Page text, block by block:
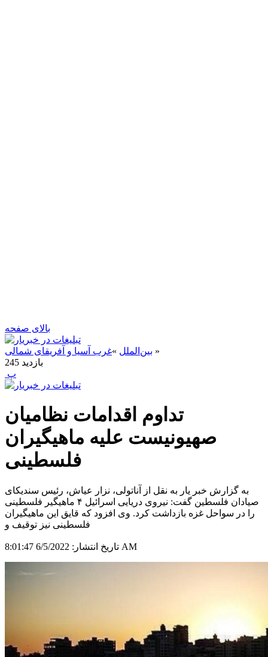
بالای صفحه
بین‌الملل »غرب آسیا و آفریقای شمالی
»
245 بازدید
‍ پ
تداوم اقدامات نظامیان
صهیونیست علیه ماهیگیران
فلسطینی
به گزارش خبر یار به نقل از آناتولی، نزار عیاش، رئیس سندیکای
صیادان فلسطین گفت: نیروی دریایی اسرائیل ۴ ماهیگیر فلسطینی
را در سواحل غزه بازداشت کرد. وی افزود که قایق این ماهیگیران
فلسطینی نیز توقیف و
تاریخ انتشار: 6/5/2022 8:01:47 AM